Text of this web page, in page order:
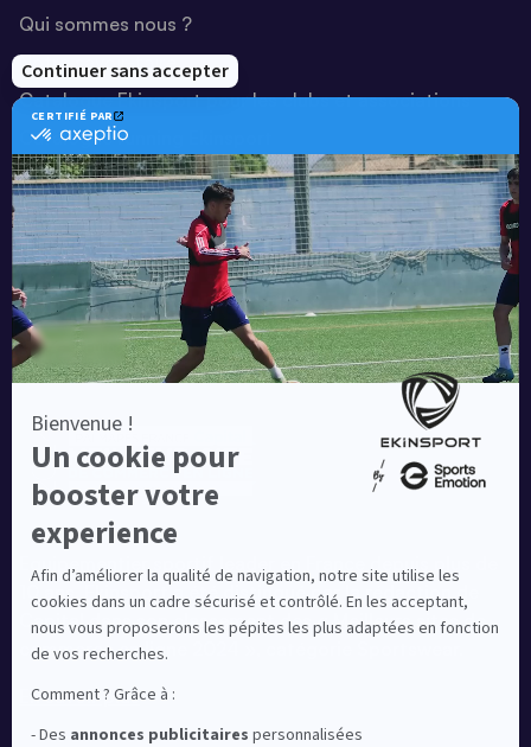
Qui sommes nous ?
Notre savoir-faire
Catalogue Ekinsport pour les clubs et associations
Catalogue running Ekinsport
Blog
Une société de :
Equipementier sportif leader en France depuis plus de
10 ans, Ekinsport a été distingué par la rédaction de
Capital dans son classement des « Meilleurs sites de
commerce en ligne 2024 », catégorie Sportswear.
En savoir plus